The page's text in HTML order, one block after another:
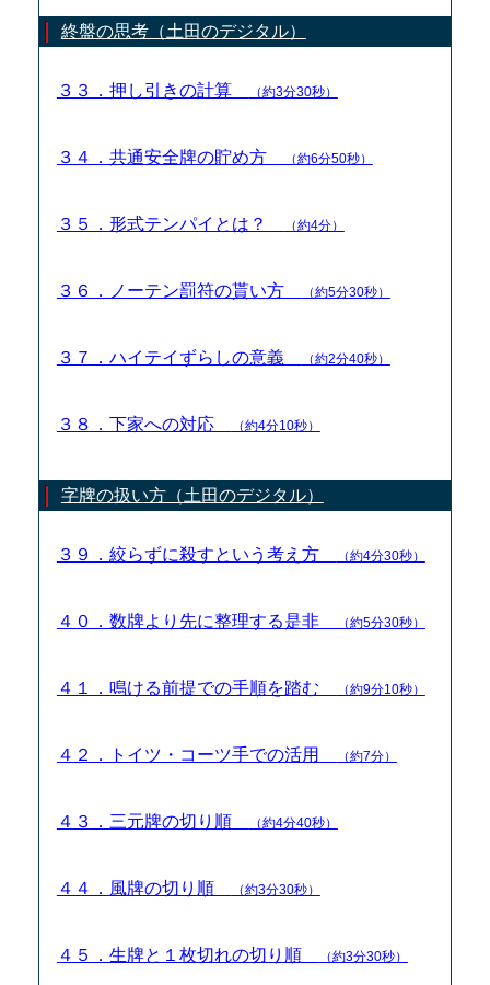
終盤の思考（土田のデジタル）
３３．押し引きの計算 （約3分30秒）
３４．共通安全牌の貯め方 （約6分50秒）
３５．形式テンパイとは？ （約4分）
３６．ノーテン罰符の貰い方 （約5分30秒）
３７．ハイテイずらしの意義 （約2分40秒）
３８．下家への対応 （約4分10秒）
字牌の扱い方（土田のデジタル）
３９．絞らずに殺すという考え方 （約4分30秒）
４０．数牌より先に整理する是非 （約5分30秒）
４１．鳴ける前提での手順を踏む （約9分10秒）
４２．トイツ・コーツ手での活用 （約7分）
４３．三元牌の切り順 （約4分40秒）
４４．風牌の切り順 （約3分30秒）
４５．生牌と１枚切れの切り順 （約3分30秒）